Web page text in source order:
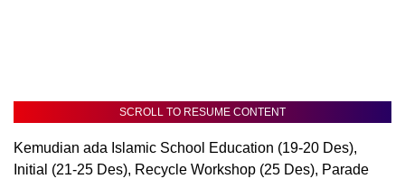
SCROLL TO RESUME CONTENT
Kemudian ada Islamic School Education (19-20 Des),
Initial (21-25 Des), Recycle Workshop (25 Des), Parade